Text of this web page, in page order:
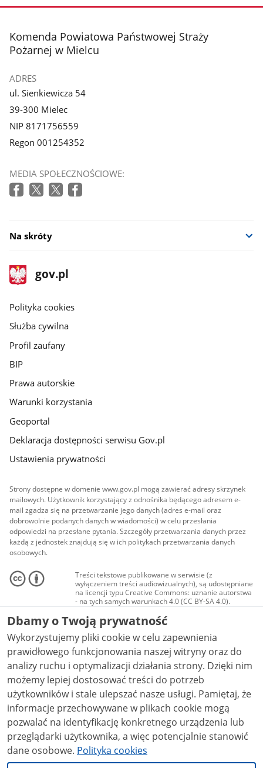
stopka
Komenda Powiatowa Państwowej Straży
Pożarnej w Mielcu
ADRES
ul. Sienkiewicza 54
39-300 Mielec
NIP 8171756559
Regon 001254352
MEDIA SPOŁECZNOŚCIOWE:
Na skróty
stopka
gov.pl
Strona
gov.pl
gov.pl
Polityka cookies
Służba cywilna
Profil zaufany
BIP
Prawa autorskie
Warunki korzystania
Geoportal
Deklaracja dostępności serwisu Gov.pl
Ustawienia prywatności
Strony dostępne w domenie www.gov.pl mogą zawierać adresy skrzynek
mailowych. Użytkownik korzystający z odnośnika będącego adresem e-
mail zgadza się na przetwarzanie jego danych (adres e-mail oraz
dobrowolnie podanych danych w wiadomości) w celu przesłania
odpowiedzi na przesłane pytania. Szczegóły przetwarzania danych przez
każdą z jednostek znajdują się w ich politykach przetwarzania danych
osobowych.
Treści tekstowe publikowane w serwisie (z
wyłączeniem treści audiowizualnych), są udostępniane
na licencji typu Creative Commons: uznanie autorstwa
- na tych samych warunkach 4.0 (CC BY-SA 4.0).
Materiały audiowizualne, w tym zdjęcia, materiały
audio i wideo, są udostępniane na licencji typu
Creative Commons: uznanie autorstwa użycie
niekomercyjne - bez utworów zależnych 4.0 (CC BY-
NC-ND 4.0), o ile nie jest to stwierdzone inaczej.
Dbamy o Twoją prywatność
Wykorzystujemy pliki cookie w celu zapewnienia
prawidłowego funkcjonowania naszej witryny oraz do
analizy ruchu i optymalizacji działania strony. Dzięki nim
możemy lepiej dostosować treści do potrzeb
użytkowników i stale ulepszać nasze usługi. Pamiętaj, że
informacje przechowywane w plikach cookie mogą
pozwalać na identyfikację konkretnego urządzenia lub
przeglądarki użytkownika, a więc potencjalnie stanowić
dane osobowe. Polityka cookies